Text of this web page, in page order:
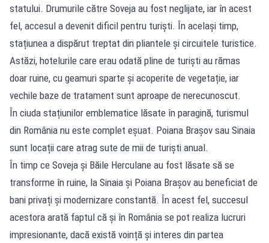
statului. Drumurile către Soveja au fost neglijate, iar în acest
fel, accesul a devenit dificil pentru turiști. În același timp,
stațiunea a dispărut treptat din pliantele și circuitele turistice.
Astăzi, hotelurile care erau odată pline de turiști au rămas
doar ruine, cu geamuri sparte și acoperite de vegetație, iar
vechile baze de tratament sunt aproape de nerecunoscut.
În ciuda stațiunilor emblematice lăsate în paragină, turismul
din România nu este complet eșuat. Poiana Brașov sau Sinaia
sunt locații care atrag sute de mii de turiști anual.
În timp ce Soveja și Băile Herculane au fost lăsate să se
transforme în ruine, la Sinaia și Poiana Brașov au beneficiat de
bani privați și modernizare constantă. În acest fel, succesul
acestora arată faptul că și în România se pot realiza lucruri
impresionante, dacă există voință și interes din partea